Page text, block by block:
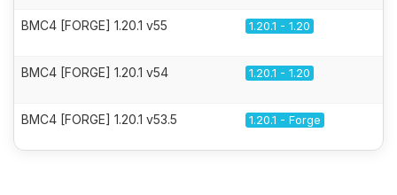
BMC4 [FORGE] 1.20.1 v55 1.20.1 - 1.20
BMC4 [FORGE] 1.20.1 v54 1.20.1 - 1.20
BMC4 [FORGE] 1.20.1 v53.5 1.20.1 - Forge